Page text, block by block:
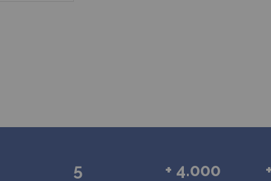
5 + 4.000